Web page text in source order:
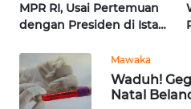
MPR RI, Usai Pertemuan
dengan Presiden di Istana
Mawaka
Waduh!
Natal
WN
SUMUT
WN
JAKARTA